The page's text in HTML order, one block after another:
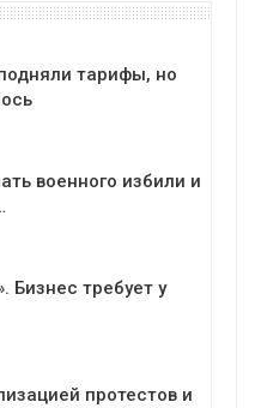
тарифы, но
военного избили и
Бизнес требует у
протестов и